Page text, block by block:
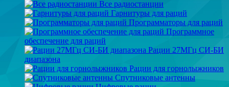
Все радиостанции
Гарнитуры для раций
Программаторы для раций
Программное
обеспечение для раций
Рации 27МГц СИ-БИ
диапазона
Рации для горнолыжников
Спутниковые антенны